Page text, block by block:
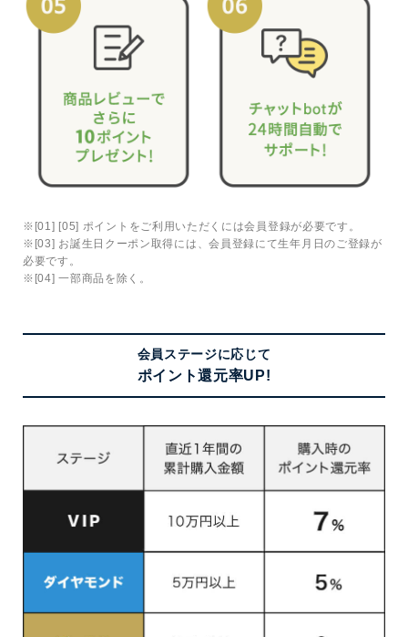
※[01] [05] ポイントをご利用いただくには会員登録が必要です。
※[03] お誕生日クーポン取得には、会員登録にて生年月日のご登録が
必要です。
※[04] 一部商品を除く。
会員ステージに応じて
ポイント還元率UP!